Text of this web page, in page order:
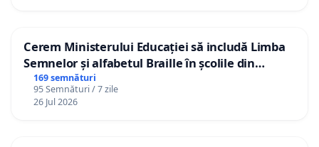
Cerem Ministerului Educației să includă Limba
Semnelor și alfabetul Braille în școlile din
Republica Moldova!
169 semnături
95 Semnături / 7 zile
26 Jul 2026